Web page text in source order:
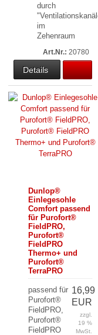
durch
im
Zehenraum
Art.Nr.: 20780
Details
Dunlop®
Einlegesohle
Comfort passend
für Purofort®
FieldPRO,
Purofort®
FieldPRO
Thermo+ und
Purofort®
TerraPRO
passend für
Purofort®
FieldPRO,
Purofort®
FieldPRO
16,99
EUR
zzgl.
19 %
MwSt.